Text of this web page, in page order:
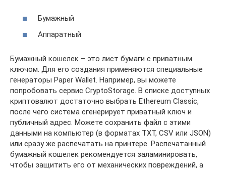
Бумажный
Аппаратный
Бумажный кошелек – это лист бумаги с приватным
ключом. Для его создания применяются специальные
генераторы Paper Wallet. Например, вы можете
попробовать сервис CryptoStorage. В списке доступных
криптовалют достаточно выбрать Ethereum Classic,
после чего система сгенерирует приватный ключ и
публичный адрес. Можете сохранить файл с этими
данными на компьютер (в форматах TXT, CSV или JSON)
или сразу же распечатать на принтере. Распечатанный
бумажный кошелек рекомендуется заламинировать,
чтобы защитить его от механических повреждений, а